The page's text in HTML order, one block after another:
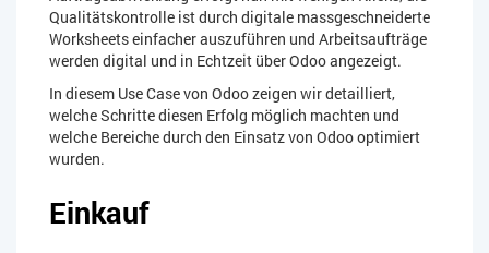
Qualitätskontrolle ist durch digitale massgeschneiderte
Worksheets einfacher auszuführen und Arbeitsaufträge
werden digital und in Echtzeit über Odoo angezeigt.
In diesem Use Case von Odoo zeigen wir detailliert,
welche Schritte diesen Erfolg möglich machten und
welche Bereiche durch den Einsatz von Odoo optimiert
wurden.
Einkauf